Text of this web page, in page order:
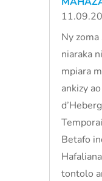
Ny
niaraka
mpiara
ankizy
Betafo
tontolo